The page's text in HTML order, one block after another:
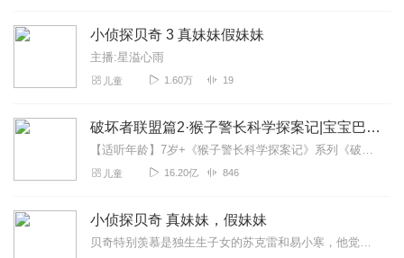
绫濑桃
祝主播每天开心，快快跟新！！🌹🌹
颜汐DIL
小侦探贝奇 3 真妹妹假妹妹
主播:星溢心雨
儿童 1.60万 19
破坏者联盟篇2·猴子警长科学探案记|宝宝巴士故事
【适听年龄】7岁+《猴子警长科学探案记》系列《破坏者联盟篇1·猴子警长科学探案记》>>>《破坏者联盟篇2·猴子警长科学探案记》>>>《破坏者联盟篇3·猴子警长科...
儿童 16.20亿 846
小侦探贝奇 真妹妹，假妹妹
贝奇特别羡慕是独生生子女的苏克雷和易小寒，他觉得妹妹贝宝儿就是个小恶魔，是她的世界里的的一个噩梦……，当贝奇怀疑贝宝儿并不是他的真妹妹时，他的生活掀起了了轩然大...